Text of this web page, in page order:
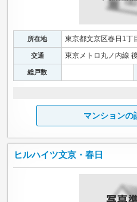
所在地 東京都文京区春日1丁
交通 東京メトロ丸ノ内線
総戸数
マンションの
ヒルハイツ文京・春日